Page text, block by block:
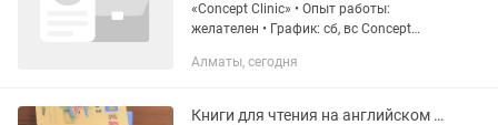
«Concept Clinic» • Опыт работы:
желателен • График: сб, вс Concept
полного цикла со своей
Сочетаем...
Алматы, сегодня
Книги для чтения на английском языке